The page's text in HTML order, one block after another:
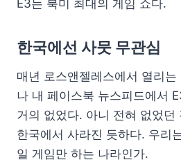
E3는 북미 최대의 게임 쇼다.
한국에선 사뭇 무관심
매년 로스앤젤레스에서 열리
나 내 페이스북 뉴스피드에서
거의 없었다. 아니 전혀 없었던
한국에서 사라진 듯하다. 우리
일 게임만 하는 나라인가.